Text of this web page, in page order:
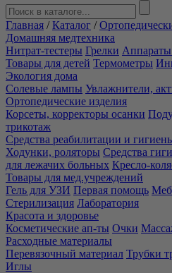
Главная /Каталог /
Домашняя медтехника
Нитрат-тестеры Грелки Аппараты
Товары для детей Термометры
Экология дома
Солевые лампы Увлажнители,
Ортопедические изделия
Корсеты, корректоры осанки
трикотаж
Средства реабилитации и
Ходунки, роляторы Средства
для лежачих больных Кресло-
Товары для мед.учреждений
Гель для УЗИ Первая помощь
Стерилизация Лаборатория
Красота и здоровье
Косметические ап-ты Очки
Расходные материалы
Перевязочный материал Трубки
Иглы